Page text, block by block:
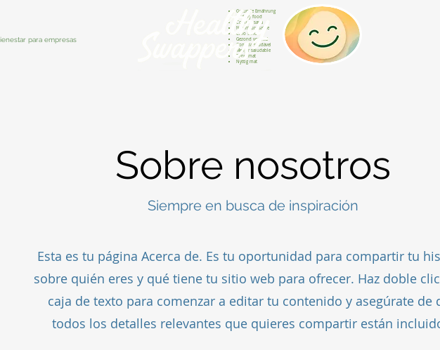
para empresas
Gesunde Ernährung
Healthy food
Comida sana
Nourriture saine
Cibo sano
Gezond voedsel
Comida saudável
Menjar saludable
Sunn mat
Nyttig mat
Sobre nosotros
Siempre en busca de inspiración
Esta es tu página Acerca de. Es tu oportunidad para compartir tu
sobre quién eres y qué tiene tu sitio web para ofrecer. Haz doble
caja de texto para comenzar a editar tu contenido y asegúrate de
todos los detalles relevantes que quieres compartir están